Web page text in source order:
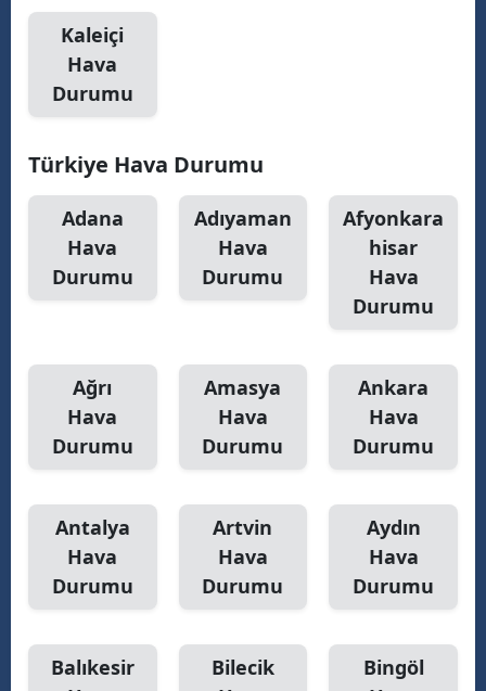
Kaleiçi
Hava
Durumu
Türkiye Hava Durumu
Adana
Hava
Durumu
Adıyaman
Hava
Durumu
Afyonkara
hisar
Hava
Durumu
Ağrı
Hava
Durumu
Amasya
Hava
Durumu
Ankara
Hava
Durumu
Antalya
Hava
Durumu
Artvin
Hava
Durumu
Aydın
Hava
Durumu
Balıkesir
Bilecik
Bingöl